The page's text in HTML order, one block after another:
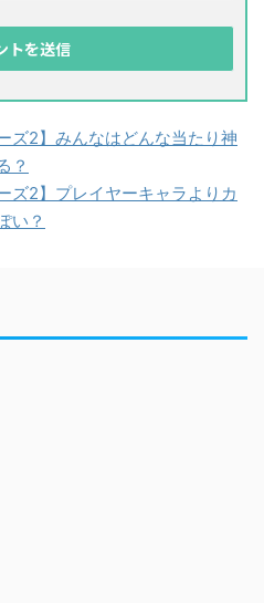
ズ2】みんなはどんな当たり神
？
ズ2】プレイヤーキャラよりカ
い？